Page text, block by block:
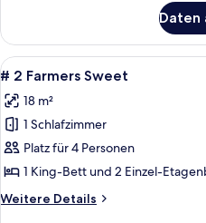
1
Riders
Sweet
Daten
Alle
Fotos
für
#
2
Farmers
Sweet
anzeigen
5
# 2 Farmers Sweet
18 m²
1 Schlafzimmer
Platz für 4 Personen
1 King-Bett und 2 Einzel-
Weitere Details
Weitere